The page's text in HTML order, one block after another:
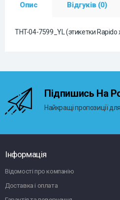
Опис Відгуків (0)
THT-04-7599_YL (этикетки
Підпишись На
Найкращі пропозиції
Інформація
Відомості про компанію
Доставка і оплата